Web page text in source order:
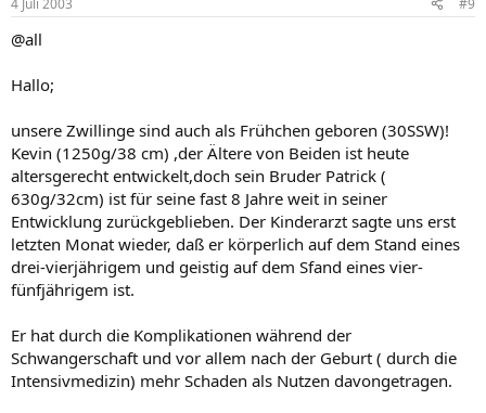
@all
Hallo;
unsere Zwillinge sind auch als Frühchen geboren (30SSW)!
Kevin (1250g/38 cm) ,der Ältere von Beiden ist heute
altersgerecht entwickelt,doch sein Bruder Patrick (
630g/32cm) ist für seine fast 8 Jahre weit in seiner
Entwicklung zurückgeblieben. Der Kinderarzt sagte uns erst
letzten Monat wieder, daß er körperlich auf dem Stand eines
drei-vierjährigem und geistig auf dem Sfand eines vier-
fünfjährigem ist.
Er hat durch die Komplikationen während der
Schwangerschaft und vor allem nach der Geburt ( durch die
Intensivmedizin) mehr Schaden als Nutzen davongetragen.